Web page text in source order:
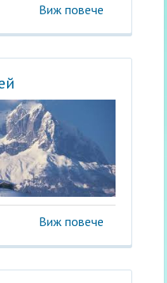
Виж повече
Виж повече